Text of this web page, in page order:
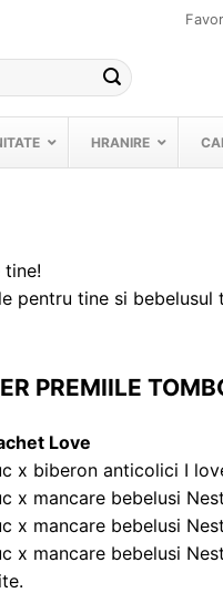
HRANIRE
pentru tine si bebelusul
PREMIILE
Love
x biberon anticolici I
x mancare bebelusi
x mancare bebelusi
x mancare bebelusi